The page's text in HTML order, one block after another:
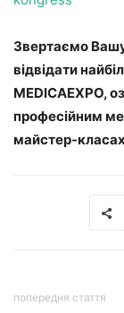
Звертаємо
відвідати
MEDICAEXPO,
професійним
майстер-
попередня стаття